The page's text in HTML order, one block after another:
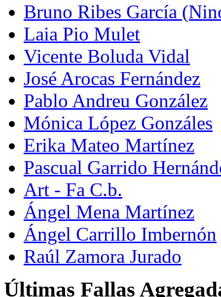
Bruno Ribes García
Laia Pio Mulet
Vicente Boluda Vidal
José Arocas Fernández
Pablo Andreu González
Mónica López Gonzáles
Erika Mateo Martínez
Pascual Garrido
Art - Fa C.b.
Ángel Mena Martínez
Ángel Carrillo Imbernón
Raúl Zamora Jurado
Últimas Fallas